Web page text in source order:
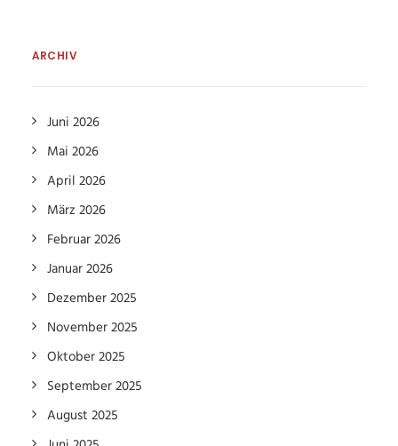
ARCHIV
Juni 2026
Mai 2026
April 2026
März 2026
Februar 2026
Januar 2026
Dezember 2025
November 2025
Oktober 2025
September 2025
August 2025